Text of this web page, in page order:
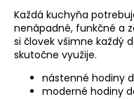
Každá kuchyňa
nenápadné, funkčné a
si človek všimne každý
skutočne využije.
nástenné hodiny
moderné hodiny
?